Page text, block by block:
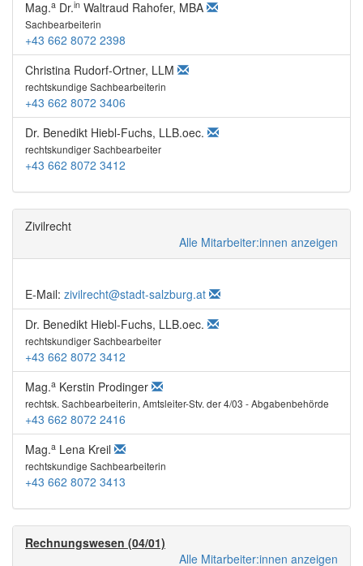
Mag.a Dr.in Waltraud Rahofer, MBA
Sachbearbeiterin
+43 662 8072 2398
Christina Rudorf-Ortner, LLM
rechtskundige Sachbearbeiterin
+43 662 8072 3406
Dr. Benedikt Hiebl-Fuchs, LLB.oec.
rechtskundiger Sachbearbeiter
+43 662 8072 3412
Zivilrecht
Alle Mitarbeiter:innen anzeigen
E-Mail: zivilrecht@stadt-salzburg.at
Dr. Benedikt Hiebl-Fuchs, LLB.oec.
rechtskundiger Sachbearbeiter
+43 662 8072 3412
Mag.a Kerstin Prodinger
rechtsk. Sachbearbeiterin, Amtsleiter-Stv. der 4/03 - Abgabenbehörde
+43 662 8072 2416
Mag.a Lena Kreil
rechtskundige Sachbearbeiterin
+43 662 8072 3413
Rechnungswesen (04/01)
Alle Mitarbeiter:innen anzeigen